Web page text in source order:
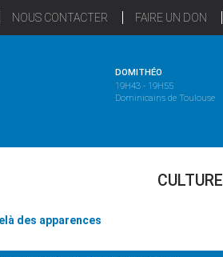
NOUS CONTACTER FAIRE UN DON
DOMITHÉO
19H43 - 19H55
Dominicains de Toulouse
CULTURE
des apparences